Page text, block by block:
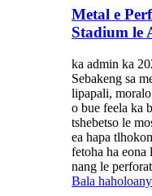
Metal e
Stadium le
ka admin ka
Sebakeng sa
lipapali,
o bue feela ka
tshebetso le
ea hapa
fetoha ha eona
nang le
Bala